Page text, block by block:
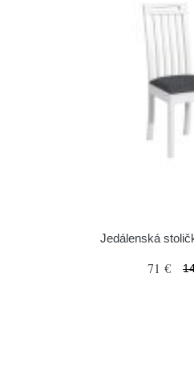
Jedálenská
71 €